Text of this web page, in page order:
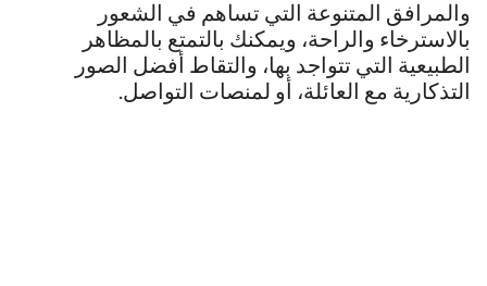
والمرافق المتنوعة التي تساهم في الشعور
بالاسترخاء والراحة، ويمكنك بالتمتع بالمظاهر
الطبيعية التي تتواجد بها، والتقاط أفضل الصور
التذكارية مع العائلة، أو لمنصات التواصل.